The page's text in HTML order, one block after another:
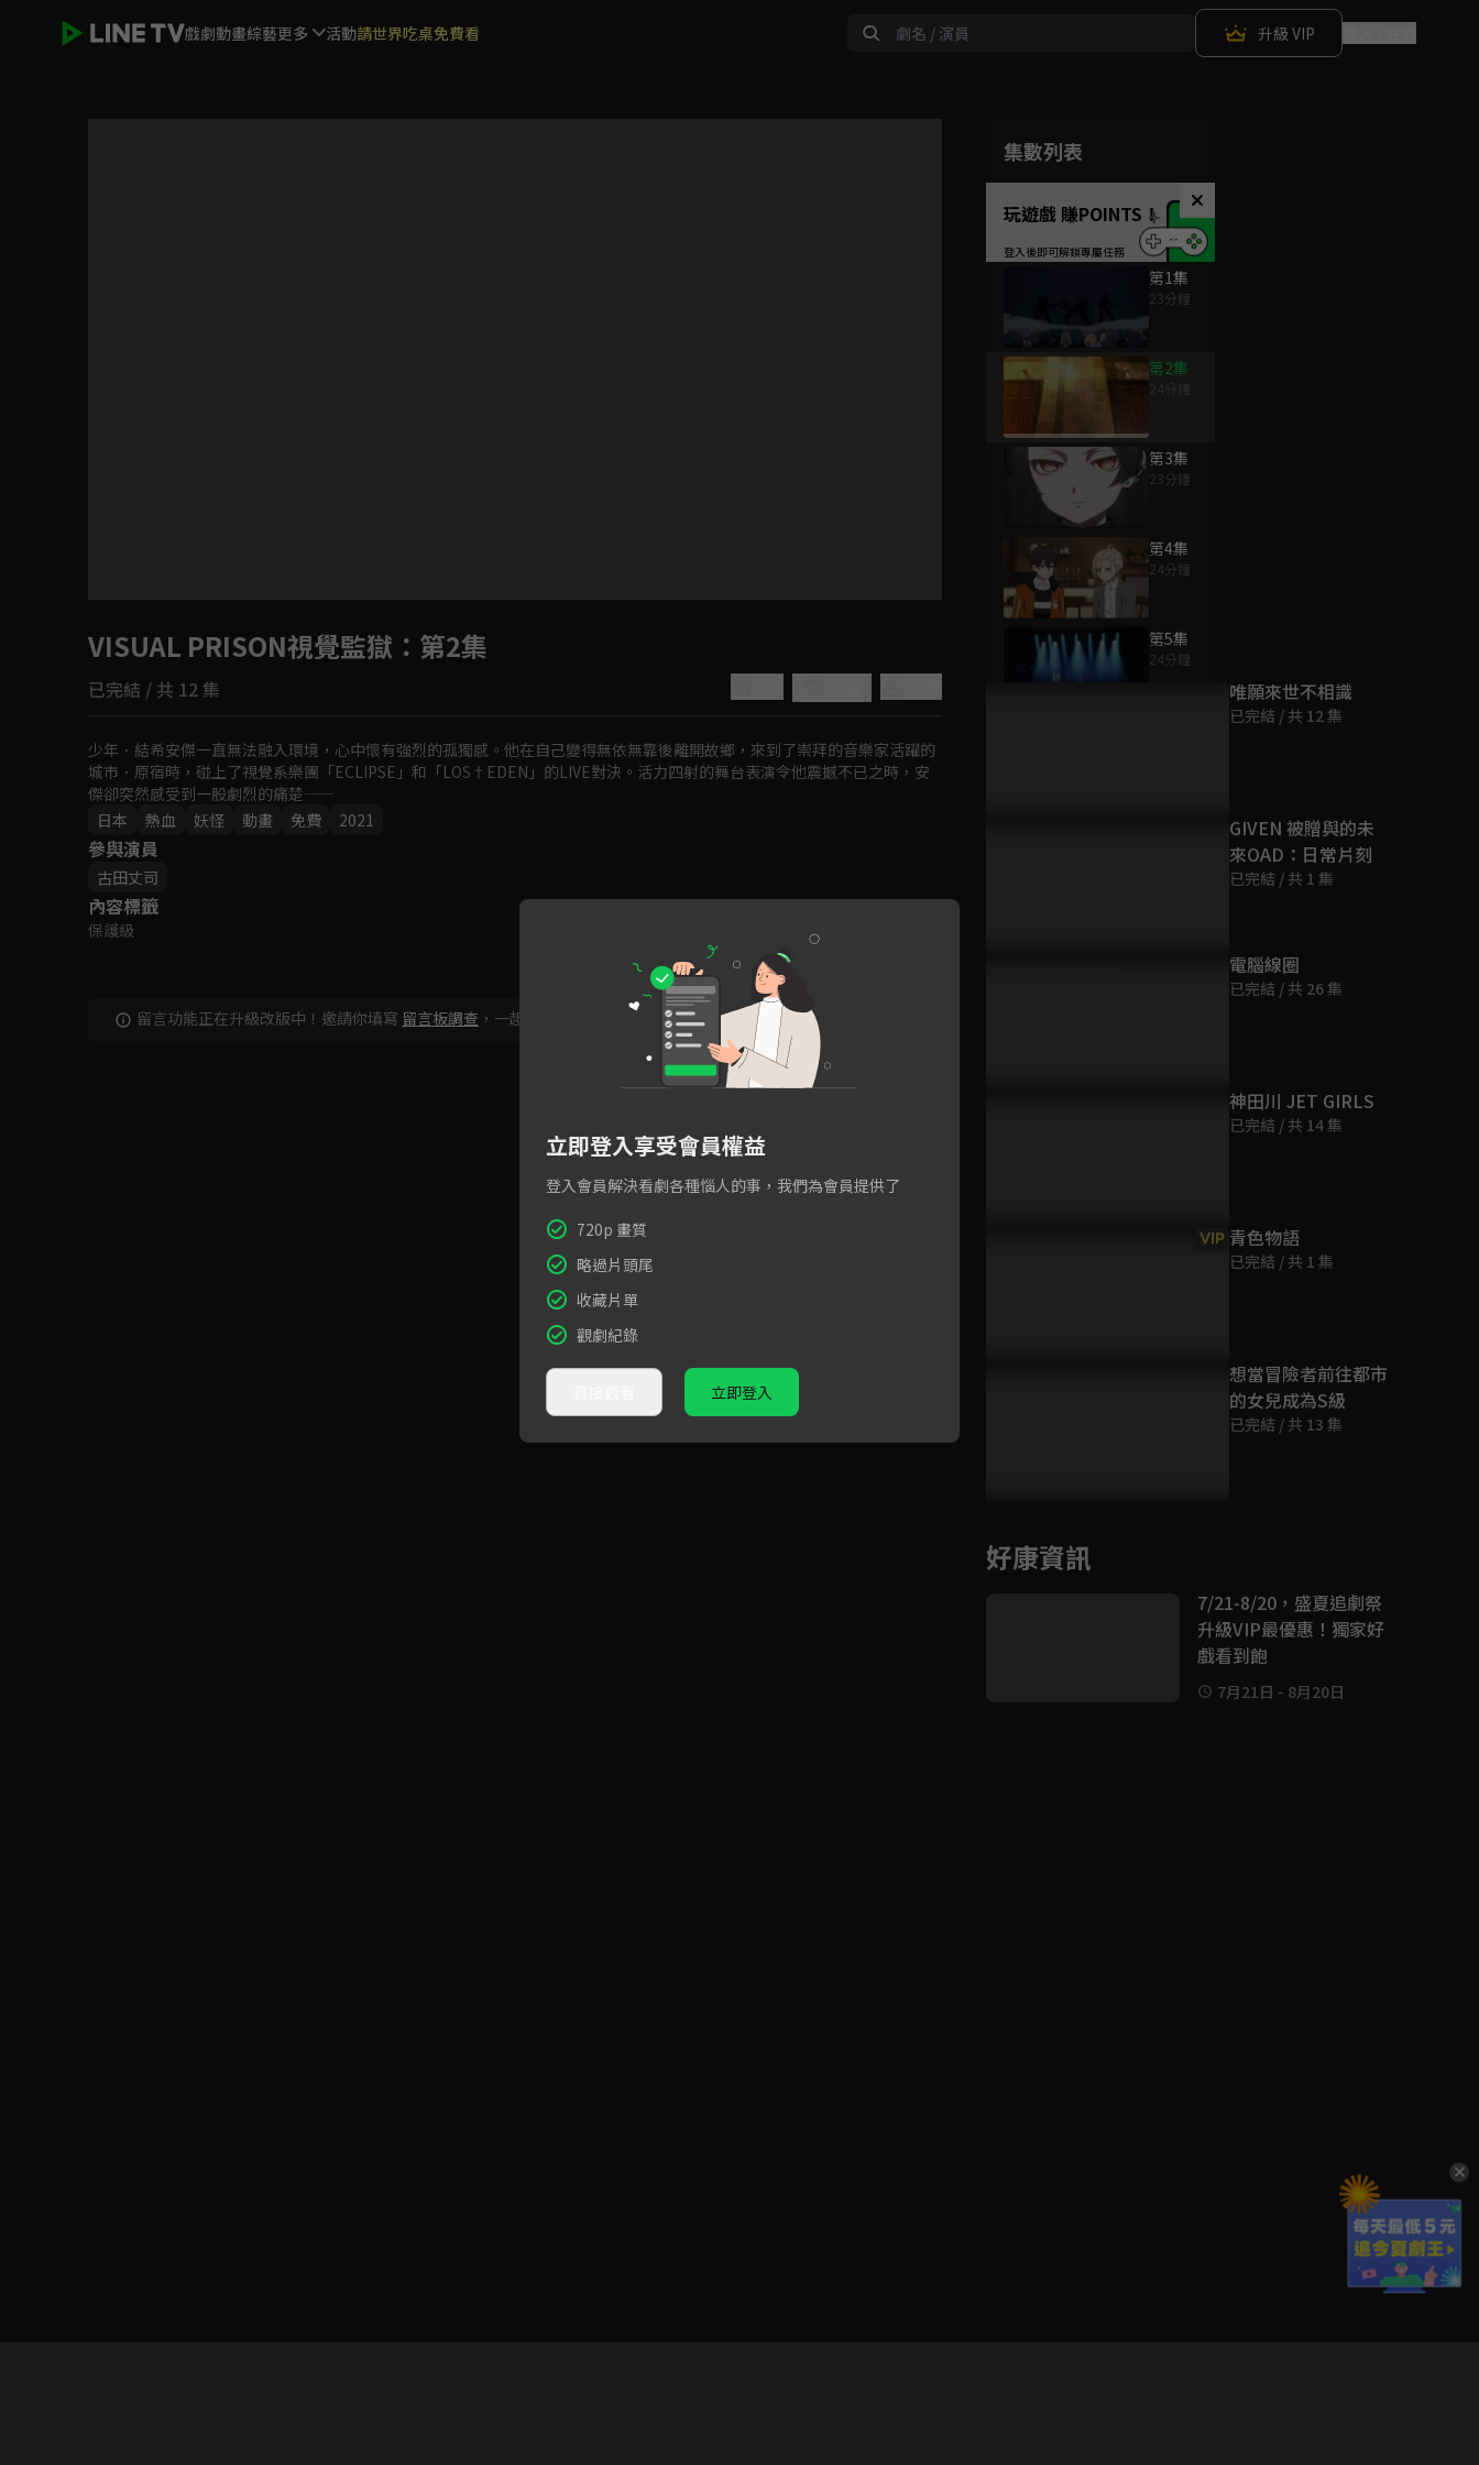
戲劇動畫綜藝更多 活動請世界吃桌免費看 升級 VIP
如有不便請見諒
集數列表
玩遊戲 賺POINTS！
第1集
23分鐘
第2集
第3集
23分鐘
第4集
24分鐘
第5集
24分鐘
VISUAL PRISON視覺監獄 ：第2集
已完結 / 共 12 集
少年．結希安傑一直無法融入環境，心中懷有強烈的孤獨感。他在自己變得無依無靠後離開故鄉，來到了崇拜的音樂家活躍的
城市．原宿時，碰上了視覺系樂團「ECLIPSE」和「LOS†EDEN」的LIVE對決。活力四射的舞台表演令他震撼不已之時，安
傑卻突然感受到一股劇烈的痛楚——
日本
熱血 妖怪 動畫 免費 2021
參與演員
古田丈司
內容標籤
保護級
留言功能正在升級改版中！邀請你填寫 留言板調查 ，一起共創新版留言功能！
為您推薦
唯願來世不相識
已完結 / 共 12 集
GIVEN 被贈與的未
來OAD：日常片刻
已完結 / 共 1 集
電腦線圈
已完結 / 共 26 集
神田川 JET GIRLS
已完結 / 共 14 集
VIP 青色物語
已完結 / 共 1 集
想當冒險者前往都市
的女兒成為S級
已完結 / 共 13 集
好康資訊
7/21-8/20，盛夏追劇祭
升級VIP最優惠！獨家好
戲看到飽
7月21日 - 8月20日
立即登入享受會員權益
登入會員解決看劇各種惱人的事，我們為會員提供了
720p 畫質
略過片頭尾
收藏片單
觀劇紀錄
立即登入